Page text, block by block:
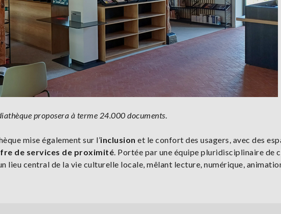
proposera à terme 24.000 documents.
mise également sur l’inclusion et le confort des usagers, avec des
de services de proximité . Portée par une équipe pluridisciplinaire de
lieu central de la vie culturelle locale, mêlant lecture, numérique,